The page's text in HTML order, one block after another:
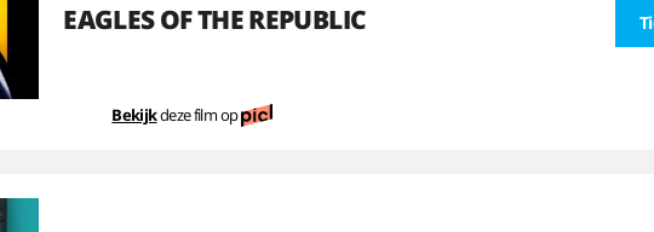
EAGLES OF THE REPUBLIC
Bekijkdeze film op